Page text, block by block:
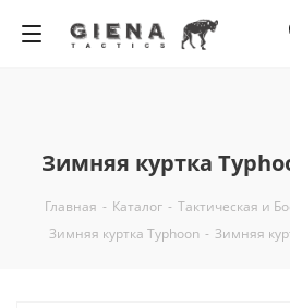
Зимняя куртка
Главная - Каталог - Тактическая и
Зимняя куртка Typhoon - Зимняя